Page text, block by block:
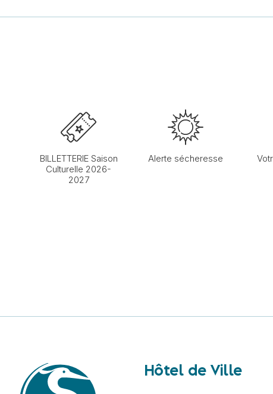
BILLETTERIE Saison
Culturelle 2026-
2027
Alerte sécheresse
Hôtel de Ville